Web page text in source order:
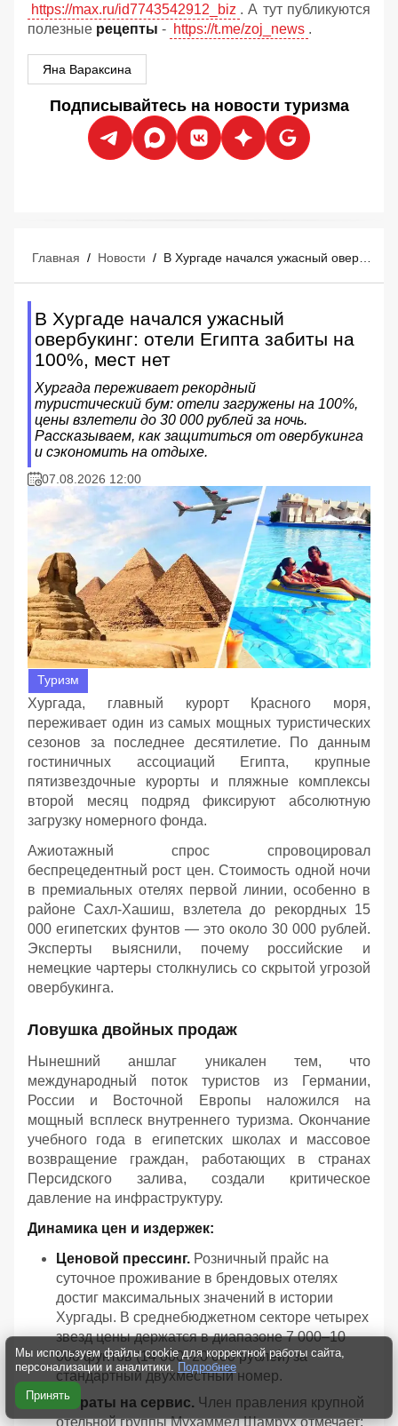
https://max.ru/id7743542912_biz . А тут публикуются
полезные рецепты - https://t.me/zoj_news .
Яна Вараксина
Подписывайтесь на новости туризма
Главная / Новости /
В Хургаде начался ужасный
овербукинг: отели Египта забиты на
100%, мест нет
Хургада переживает рекордный
туристический бум: отели загружены на 100%,
цены взлетели до 30 000 рублей за ночь.
Рассказываем, как защититься от овербукинга
и сэкономить на отдыхе.
07.08.2026 12:00
Туризм
Хургада, главный курорт Красного моря,
переживает один из самых мощных туристических
сезонов за последнее десятилетие. По данным
гостиничных ассоциаций Египта, крупные
пятизвездочные курорты и пляжные комплексы
второй месяц подряд фиксируют абсолютную
загрузку номерного фонда.
Ажиотажный спрос спровоцировал
беспрецедентный рост цен. Стоимость одной ночи
в премиальных отелях первой линии, особенно в
районе Сахл-Хашиш, взлетела до рекордных 15
000 египетских фунтов — это около 30 000 рублей.
Эксперты выяснили, почему российские и
немецкие чартеры столкнулись со скрытой угрозой
овербукинга.
Ловушка двойных продаж
Нынешний аншлаг уникален тем, что
международный поток туристов из Германии,
России и Восточной Европы наложился на
мощный всплеск внутреннего туризма. Окончание
учебного года в египетских школах и массовое
возвращение граждан, работающих в странах
Персидского залива, создали критическое
давление на инфраструктуру.
Динамика цен и издержек:
Ценовой прессинг. Розничный прайс на
суточное проживание в брендовых отелях
достиг максимальных значений в истории
Хургады. В среднебюджетном секторе четырех
звезд цены держатся в диапазоне 7 000–10
000 фунтов (14 000–20 000 рублей) за
стандартный двухместный номер.
Затраты на сервис. Член правления крупной
отельной группы Мухаммед Шамрух отмечает:
Мы используем файлы cookie для корректной работы сайта,
персонализации и аналитики. Подробнее
Принять